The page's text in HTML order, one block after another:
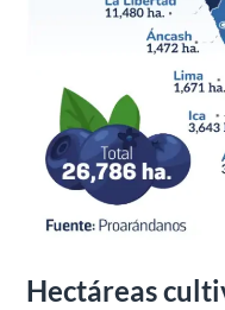
Hectáreas